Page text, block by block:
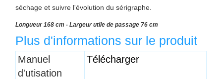
séchage et suivre l'évolution du sérigraphe.
Longueur 168 cm - Largeur utile de passage 76 cm
Plus d'informations sur le produit
Titre 1
Manuel
d'utisation
Télécharger